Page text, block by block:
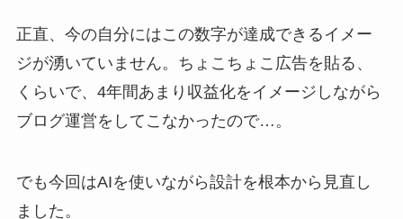
正直、今の自分にはこの数字が達成できるイメー
ジが湧いていません。ちょこちょこ広告を貼る、
くらいで、4年間あまり収益化をイメージしながら
ブログ運営をしてこなかったので…。
でも今回はAIを使いながら設計を根本から見直し
ました。